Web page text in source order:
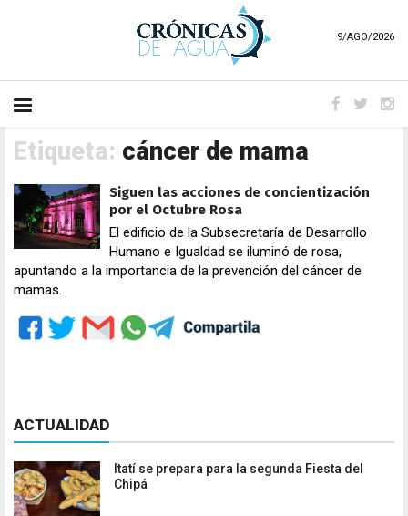
9/AGO/2026
Etiqueta: cáncer de mama
Siguen las acciones de concientización
por el Octubre Rosa
El edificio de la Subsecretaría de Desarrollo
Humano e Igualdad se iluminó de rosa,
apuntando a la importancia de la prevención del cáncer de
mamas.
ACTUALIDAD
Itatí se prepara para la segunda Fiesta del
Chipá